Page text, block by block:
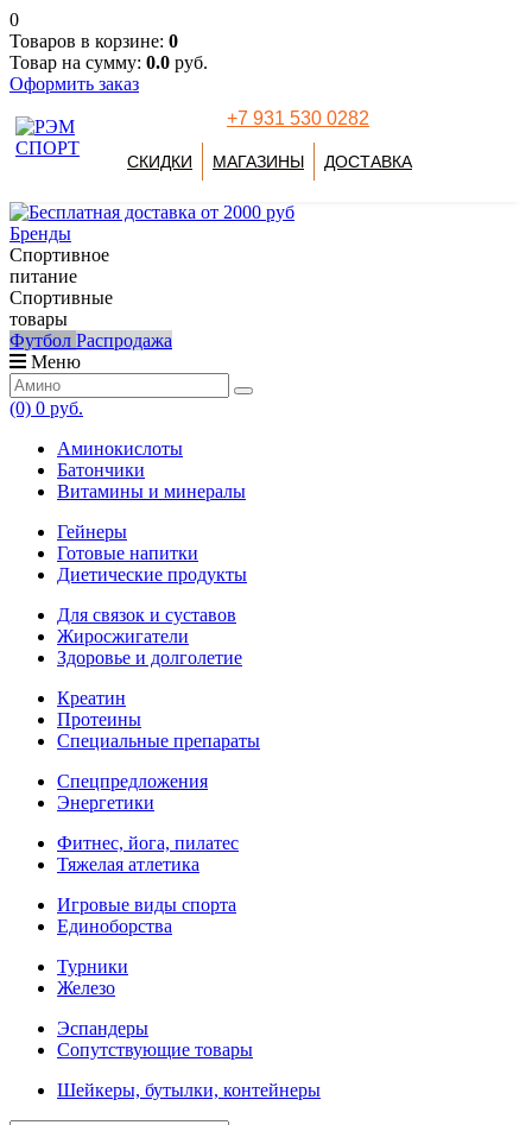
0
Товаров в корзине: 0
Товар на сумму: 0.0 руб.
Оформить заказ
+7 931 530 0282
СКИДКИ МАГАЗИНЫ ДОСТАВКА
Бренды
Спортивное
питание
Спортивные
товары
Футбол Распродажа
Меню
(0) 0 руб.
Аминокислоты
Батончики
Витамины и минералы
Гейнеры
Готовые напитки
Диетические продукты
Для связок и суставов
Жиросжигатели
Здоровье и долголетие
Креатин
Протеины
Специальные препараты
Спецпредложения
Энергетики
Фитнес, йога, пилатес
Тяжелая атлетика
Игровые виды спорта
Единоборства
Турники
Железо
Эспандеры
Сопутствующие товары
Шейкеры, бутылки, контейнеры